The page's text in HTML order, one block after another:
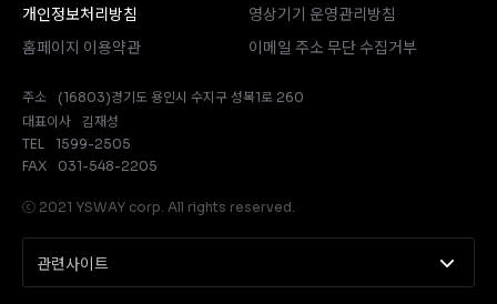
개인정보처리방침
영상기기 운영관리방침
홈페이지 이용약관
이메일 주소 무단 수집거부
주소
(16803)경기도 용인시 수지구 성복1로 260
대표이사
김재성
TEL
1599-2505
FAX
031-548-2205
ⓒ 2021 YSWAY corp. All rights reserved.